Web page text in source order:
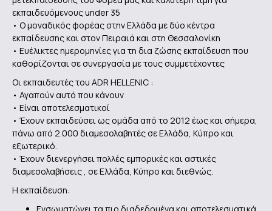
εκπαιδευόμενους under 35
• Ο μοναδικός φορέας στην Ελλάδα με δύο κέντρα
εκπαίδευσης και στον Πειραιά και στη Θεσσαλονίκη
• Ευέλικτες ημερομηνίες για τη δια ζώσης εκπαίδευση που
καθορίζονται σε συνεργασία με τους συμμετέχοντες
Οι εκπαιδευτές του ADR HELLENIC :
• Αγαπούν αυτό που κάνουν
• Είναι αποτελεσματικοί
• Έχουν εκπαιδεύσει ως ομάδα από το 2012 έως και σήμερα,
πάνω από 2.000 διαμεσολαβητές σε Ελλάδα, Κύπρο και
εξωτερικό.
• Έχουν διενεργήσει πολλές εμπορικές και αστικές
διαμεσολαβήσεις , σε Ελλάδα, Κύπρο και διεθνώς.
Η εκπαίδευση: